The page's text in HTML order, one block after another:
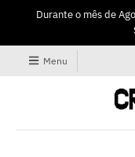
Durante o mês de
Menu